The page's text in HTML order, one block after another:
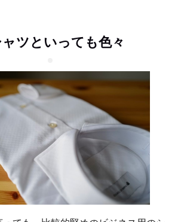
ツといっても色々